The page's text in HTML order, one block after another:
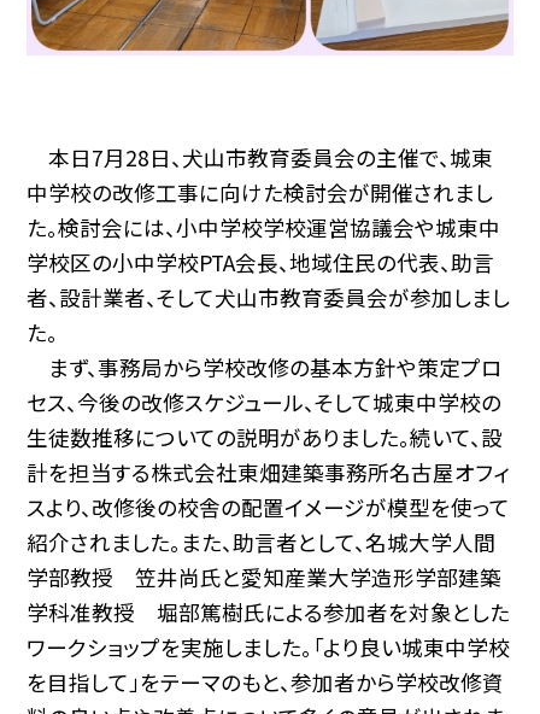
本日7月28日、犬山市教育委員会の主催で、城東
中学校の改修工事に向けた検討会が開催されまし
た。検討会には、小中学校学校運営協議会や城東中
学校区の小中学校PTA会長、地域住民の代表、助言
者、設計業者、そして犬山市教育委員会が参加しまし
た。
まず、事務局から学校改修の基本方針や策定プロ
セス、今後の改修スケジュール、そして城東中学校の
生徒数推移についての説明がありました。続いて、設
計を担当する株式会社東畑建築事務所名古屋オフィ
スより、改修後の校舎の配置イメージが模型を使って
紹介されました。また、助言者として、名城大学人間
学部教授 笠井尚氏と愛知産業大学造形学部建築
学科准教授 堀部篤樹氏による参加者を対象とした
ワークショップを実施しました。「より良い城東中学校
を目指して」をテーマのもと、参加者から学校改修資